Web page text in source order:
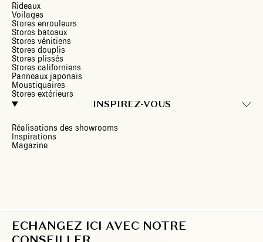
ECHANGEZ ICI AVEC NOTRE
Rideaux
Voilages
Stores enrouleurs
Stores bateaux
Stores vénitiens
Stores douplis
Stores plissés
Stores californiens
Panneaux japonais
Moustiquaires
Stores extérieurs
INSPIREZ-VOUS
Réalisations des showrooms
Inspirations
Magazine
CH/FR